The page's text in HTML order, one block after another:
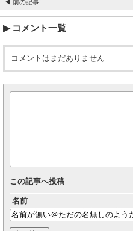
◀ 前の記事
コメント一覧
コメントはまだありません
この記事へ投稿
名前